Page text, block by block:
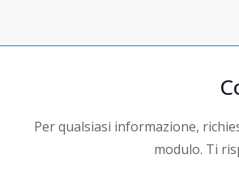
Per qualsiasi informazione,
modulo. Ti